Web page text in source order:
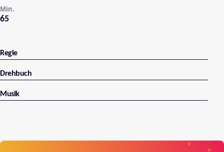
65
Min.
Regie
Drehbuch
Musik